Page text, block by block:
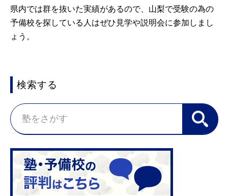
県内では群を抜いた実績があるので、山梨で受験の為の
予備校を探している人はぜひ見学や説明会に参加しまし
ょう。
検索する